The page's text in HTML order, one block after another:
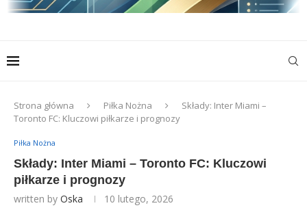
Strona główna Piłka Nożna
Składy: Inter Miami –
Toronto FC: Kluczowi piłkarze i prognozy
Piłka Nożna
Składy: Inter Miami – Toronto FC: Kluczowi
piłkarze i prognozy
written by Oska 10 lutego, 2026